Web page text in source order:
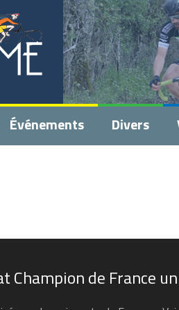
Événements Divers
Champion de France